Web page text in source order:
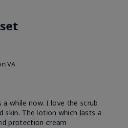
VA
a while now. I love the scrub
skin. The lotion which lasts a
protection cream